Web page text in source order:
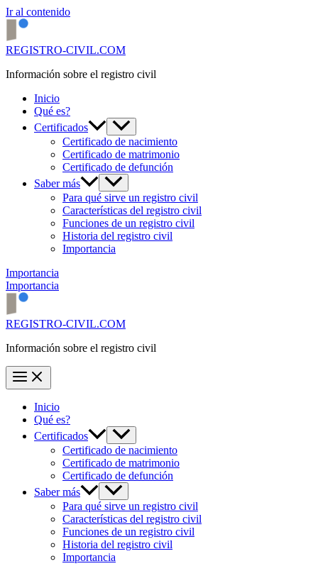
Ir al contenido
REGISTRO-CIVIL.COM
Información sobre el registro civil
Inicio
Qué es?
Certificados
Certificado de nacimiento
Certificado de matrimonio
Certificado de defunción
Saber más
Para qué sirve un registro civil
Características del registro civil
Funciones de un registro civil
Historia del registro civil
Importancia
Importancia
Importancia
REGISTRO-CIVIL.COM
Información sobre el registro civil
Inicio
Qué es?
Certificados
Certificado de nacimiento
Certificado de matrimonio
Certificado de defunción
Saber más
Para qué sirve un registro civil
Características del registro civil
Funciones de un registro civil
Historia del registro civil
Importancia